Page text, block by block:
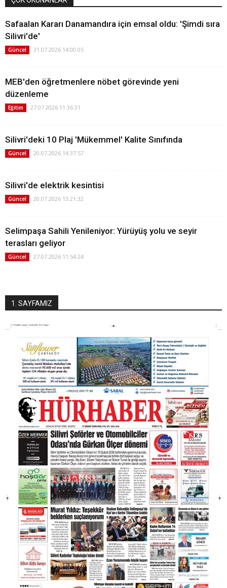
Safaalan Kararı Danamandıra için emsal oldu: 'Şimdi sıra
Silivri'de'
Güncel 31.07.2026 14:00:05
MEB'den öğretmenlere nöbet görevinde yeni
düzenleme
Eğitim 27.07.2026 11:36:31
Silivri'deki 10 Plaj 'Mükemmel' Kalite Sınıfında
Güncel 20.07.2026 14:37:57
Silivri'de elektrik kesintisi
Güncel 20.07.2026 13:21:32
Selimpaşa Sahili Yenileniyor: Yürüyüş yolu ve seyir
terasları geliyor
Güncel 27.07.2026 11:54:24
1. SAYFAMIZ